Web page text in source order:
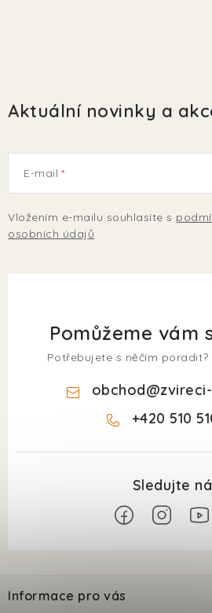
Aktuální novinky a
E-mail
Vložením e-mailu souhlasíte s
osobních údajů
Pomůžeme vám
Potřebujete s něčím
obchod@
+420 510
pInformace pro vás